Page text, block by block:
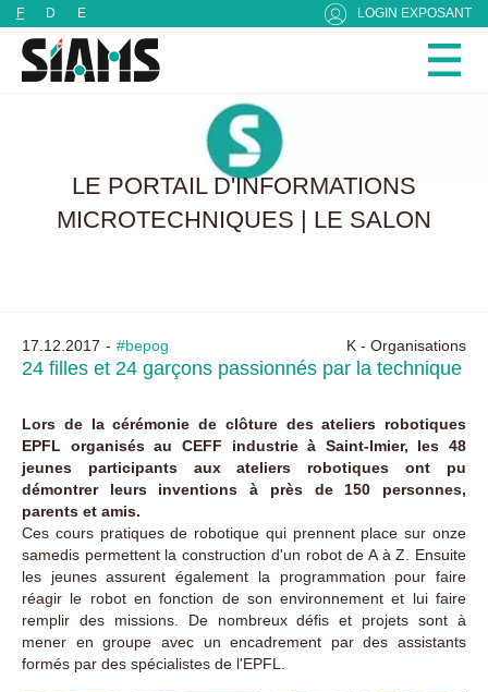
F D E LOGIN EXPOSANT
LE PORTAIL D'INFORMATIONS
MICROTECHNIQUES | LE SALON
17.12.2017 #bepog K - Organisations
24 filles et 24 garçons passionnés par la technique
Lors de la cérémonie de clôture des ateliers robotiques
EPFL organisés au CEFF industrie à Saint-Imier, les 48
jeunes participants aux ateliers robotiques ont pu
démontrer leurs inventions à près de 150 personnes,
parents et amis.
Ces cours pratiques de robotique qui prennent place sur onze
samedis permettent la construction d'un robot de A à Z. Ensuite
les jeunes assurent également la programmation pour faire
réagir le robot en fonction de son environnement et lui faire
remplir des missions. De nombreux défis et projets sont à
mener en groupe avec un encadrement par des assistants
formés par des spécialistes de l'EPFL.
Panneau de gestion des cookies